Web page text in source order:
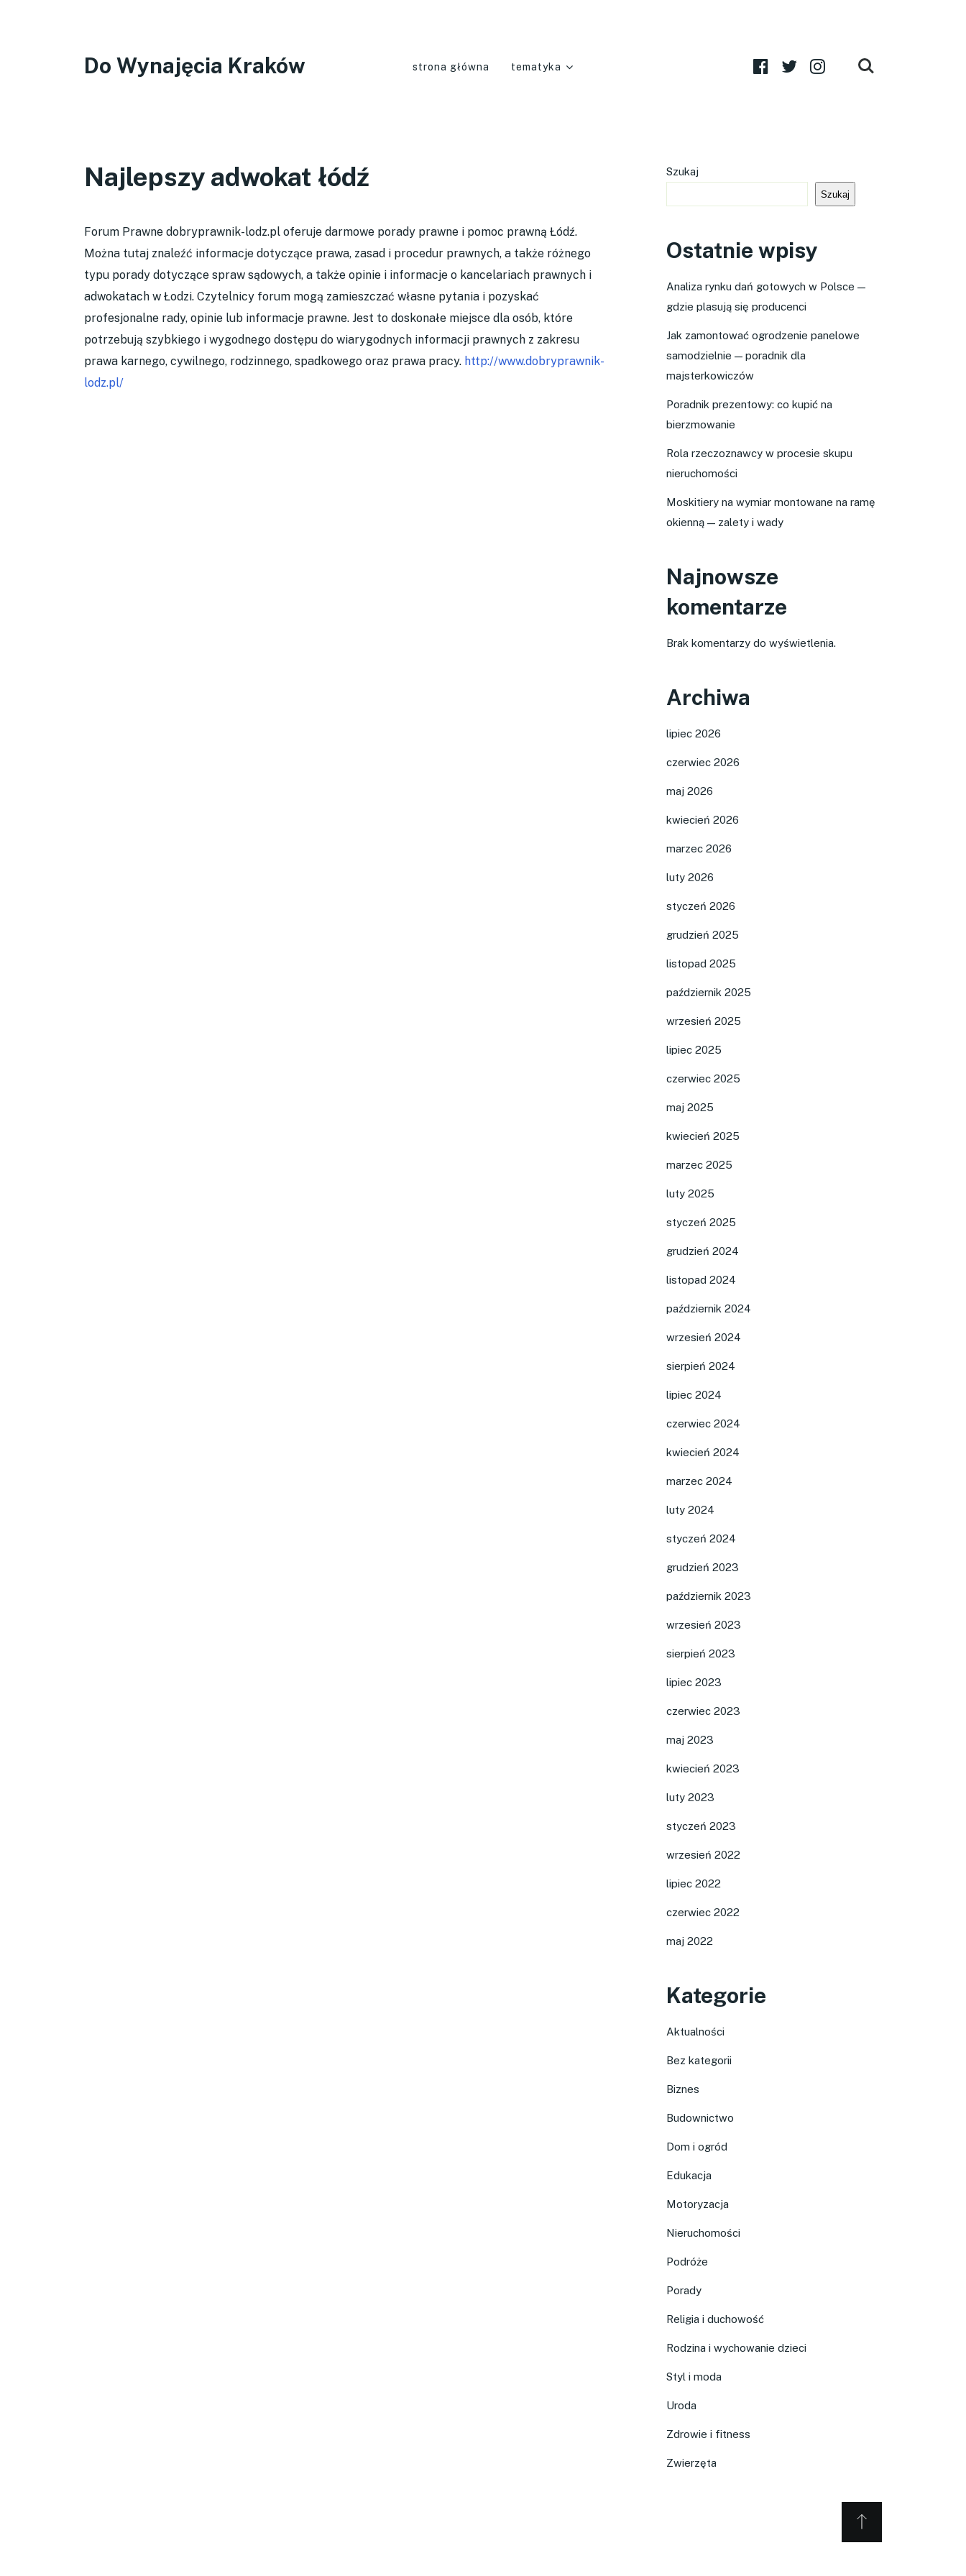
Do Wynajęcia Kraków strona główna tematyka
Najlepszy adwokat łódź
Forum Prawne dobryprawnik-lodz.pl oferuje darmowe porady prawne i pomoc prawną Łódź.
Można tutaj znaleźć informacje dotyczące prawa, zasad i procedur prawnych, a także różnego
typu porady dotyczące spraw sądowych, a także opinie i informacje o kancelariach prawnych i
adwokatach w Łodzi. Czytelnicy forum mogą zamieszczać własne pytania i pozyskać
profesjonalne rady, opinie lub informacje prawne. Jest to doskonałe miejsce dla osób, które
potrzebują szybkiego i wygodnego dostępu do wiarygodnych informacji prawnych z zakresu
prawa karnego, cywilnego, rodzinnego, spadkowego oraz prawa pracy. http://www.dobryprawnik-
lodz.pl/
Szukaj
Szukaj
Ostatnie wpisy
Analiza rynku dań gotowych w Polsce —
gdzie plasują się producenci
Jak zamontować ogrodzenie panelowe
samodzielnie — poradnik dla
majsterkowiczów
Poradnik prezentowy: co kupić na
bierzmowanie
Rola rzeczoznawcy w procesie skupu
nieruchomości
Moskitiery na wymiar montowane na ramę
okienną — zalety i wady
Najnowsze
komentarze
Brak komentarzy do wyświetlenia.
Archiwa
lipiec 2026
czerwiec 2026
maj 2026
kwiecień 2026
marzec 2026
luty 2026
styczeń 2026
grudzień 2025
listopad 2025
październik 2025
wrzesień 2025
lipiec 2025
czerwiec 2025
maj 2025
kwiecień 2025
marzec 2025
luty 2025
styczeń 2025
grudzień 2024
listopad 2024
październik 2024
wrzesień 2024
sierpień 2024
lipiec 2024
czerwiec 2024
kwiecień 2024
marzec 2024
luty 2024
styczeń 2024
grudzień 2023
październik 2023
wrzesień 2023
sierpień 2023
lipiec 2023
czerwiec 2023
maj 2023
kwiecień 2023
luty 2023
styczeń 2023
wrzesień 2022
lipiec 2022
czerwiec 2022
maj 2022
Kategorie
Aktualności
Bez kategorii
Biznes
Budownictwo
Dom i ogród
Edukacja
Motoryzacja
Nieruchomości
Podróże
Porady
Religia i duchowość
Rodzina i wychowanie dzieci
Styl i moda
Uroda
Zdrowie i fitness
Zwierzęta